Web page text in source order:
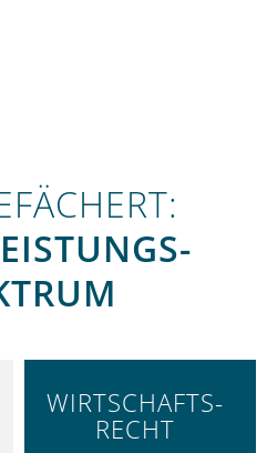
WIRTSCHAFTS­
RECHT